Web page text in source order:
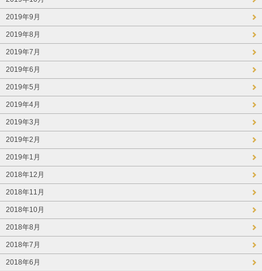
2019年9月
2019年8月
2019年7月
2019年6月
2019年5月
2019年4月
2019年3月
2019年2月
2019年1月
2018年12月
2018年11月
2018年10月
2018年8月
2018年7月
2018年6月